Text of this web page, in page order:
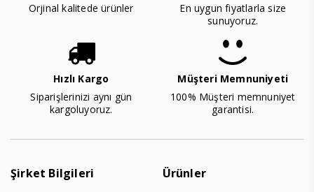
Orjinal kalitede ürünler
En uygun fiyatlarla size
sunuyoruz.
Hızlı Kargo
Siparişlerinizi aynı gün
kargoluyoruz.
Müşteri Memnuniyeti
100% Müşteri memnuniyet
garantisi.
Şirket Bilgileri Ürünler